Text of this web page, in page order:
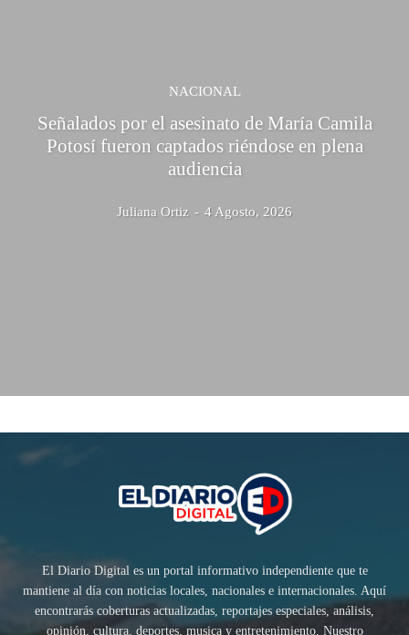
NACIONAL
Señalados por el asesinato de María Camila
Potosí fueron captados riéndose en plena
audiencia
Juliana Ortiz - 4 Agosto, 2026
El Diario Digital es un portal informativo independiente que te
mantiene al día con noticias locales, nacionales e internacionales. Aquí
encontrarás coberturas actualizadas, reportajes especiales, análisis,
opinión, cultura, deportes, musica y entretenimiento. Nuestro